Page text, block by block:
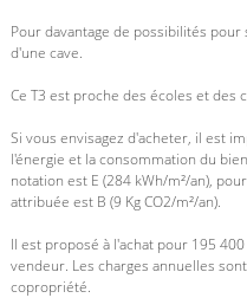
Pour davantage de possibilités
d'une cave.
Ce T3 est proche des écoles et des
Si vous envisagez d'acheter, il est
l'énergie et la consommation du
notation est E (284 kWh/m²/an),
attribuée est B (9 Kg CO2/m²/an).
Il est proposé à l'achat pour 195
vendeur. Les charges annuelles
copropriété.